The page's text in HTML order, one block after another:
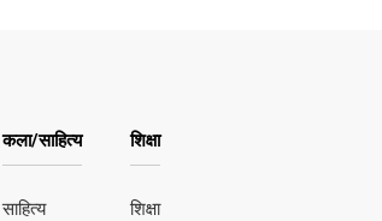
कला/साहित्य
साहित्य
शिक्षा
शिक्षा